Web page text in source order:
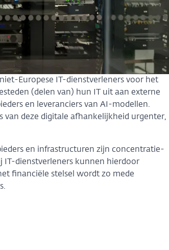
Europese IT-dienstverleners voor het
(delen van) hun IT uit aan externe
en leveranciers van AI-modellen.
van deze digitale afhankelijkheid urgenter,
en infrastructuren zijn concentratie-
IT-dienstverleners kunnen hierdoor
financiële stelsel wordt zo mede